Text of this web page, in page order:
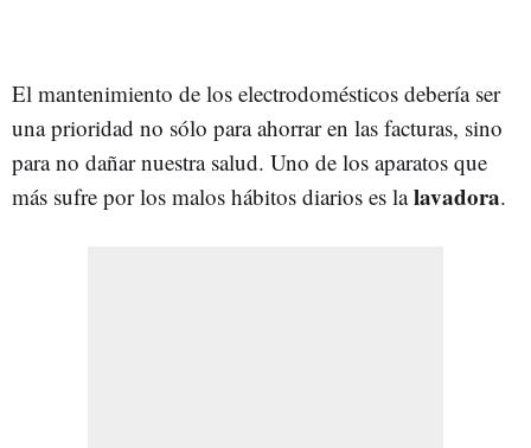
El mantenimiento de los electrodomésticos debería ser
una prioridad no sólo para ahorrar en las facturas, sino
para no dañar nuestra salud. Uno de los aparatos que
más sufre por los malos hábitos diarios es lalavadora.